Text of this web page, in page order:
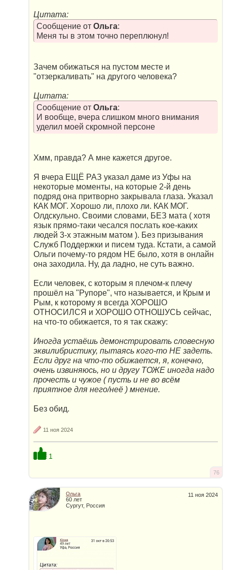
Цитата:
Сообщение от Ольга:
Меня ты в этом точно переплюнул!
Зачем обижаться на пустом месте и
"отзеркаливать" на другого человека?
Цитата:
Сообщение от Ольга:
И вообще, вчера слишком много внимания
уделил моей скромной персоне
Хмм, правда? А мне кажется другое.
Я вчера ЕЩЁ РАЗ указал даме из Уфы на
некоторые моменты, на которые 2-й день
подряд она притворно закрывала глаза. Указал
КАК МОГ. Хорошо ли, плохо ли. КАК МОГ.
Олдскульно. Своими словами, БЕЗ мата ( хотя
язык прямо-таки чесался послать кое-каких
людей 3-х этажным матом ). Без призывания
Служб Поддержки и писем туда. Кстати, а самой
Ольги почему-то рядом НЕ было, хотя в онлайн
она заходила. Ну, да ладно, не суть важно.
Если человек, с которым я плечом-к плечу
прошёл на "Рупоре", что называется, и Крым и
Рым, к которому я всегда ХОРОШО
ОТНОСИЛСЯ и ХОРОШО ОТНОШУСЬ сейчас,
на что-то обижается, то я так скажу:
Иногда устаёшь демонстрировать словесную
эквилибристику, пытаясь кого-то НЕ задеть.
Если друг на что-то обижается, я, конечно,
очень извиняюсь, но и другу ТОЖЕ иногда надо
прочесть и чужое ( пусть и не во всём
приятное для него/неё ) мнение.
Без обид.
11 ноя 2024
1
76
11 ноя 2024
Ольга
60 лет
Сургут, Россия